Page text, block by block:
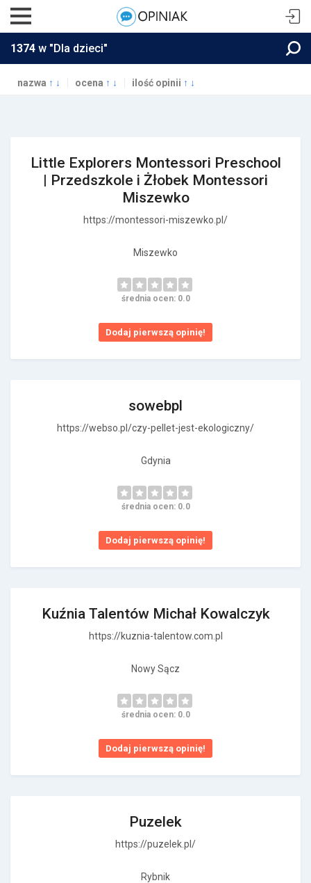
1374 w "Dla dzieci"
nazwa ↑ ↓ ocena ↑ ↓ ilość opinii ↑ ↓
Little Explorers Montessori Preschool
| Przedszkole i Żłobek Montessori
Miszewko
https://montessori-miszewko.pl/
Miszewko
średnia ocen: 0.0
Dodaj pierwszą opinię!
sowebpl
https://webso.pl/czy-pellet-jest-ekologiczny/
Gdynia
średnia ocen: 0.0
Dodaj pierwszą opinię!
Kuźnia Talentów Michał Kowalczyk
https://kuznia-talentow.com.pl
Nowy Sącz
średnia ocen: 0.0
Dodaj pierwszą opinię!
Puzelek
https://puzelek.pl/
Rybnik